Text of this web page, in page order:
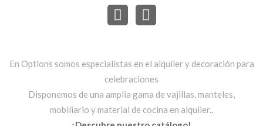
En Options somos especialistas en el alquiler y decoración para
celebraciones
Disponemos de una amplia gama de vajillas, manteles,
mobiliario y material de cocina en alquiler..